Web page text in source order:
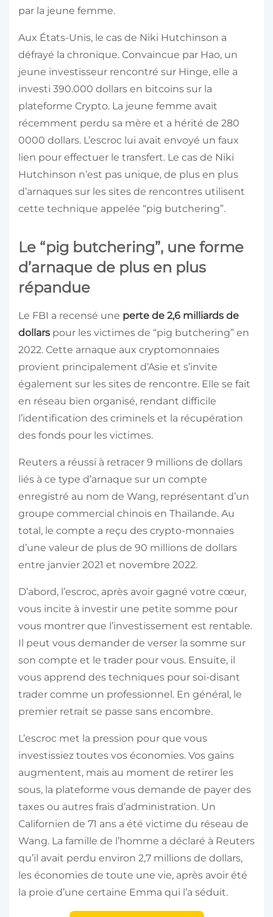
par la jeune femme.
Aux États-Unis, le cas de Niki Hutchinson a
défrayé la chronique. Convaincue par Hao, un
jeune investisseur rencontré sur Hinge, elle a
investi 390.000 dollars en bitcoins sur la
plateforme Crypto. La jeune femme avait
récemment perdu sa mère et a hérité de 280
0000 dollars. L’escroc lui avait envoyé un faux
lien pour effectuer le transfert. Le cas de Niki
Hutchinson n’est pas unique, de plus en plus
d’arnaques sur les sites de rencontres utilisent
cette technique appelée “pig butchering”.
Le “pig butchering”, une forme
d’arnaque de plus en plus
répandue
Le FBI a recensé une perte de 2,6 milliards de
dollars pour les victimes de “pig butchering” en
2022. Cette arnaque aux cryptomonnaies
provient principalement d’Asie et s’invite
également sur les sites de rencontre. Elle se fait
en réseau bien organisé, rendant difficile
l’identification des criminels et la récupération
des fonds pour les victimes.
Reuters a réussi à retracer 9 millions de dollars
liés à ce type d’arnaque sur un compte
enregistré au nom de Wang, représentant d’un
groupe commercial chinois en Thaïlande. Au
total, le compte a reçu des crypto-monnaies
d’une valeur de plus de 90 millions de dollars
entre janvier 2021 et novembre 2022.
D’abord, l’escroc, après avoir gagné votre cœur,
vous incite à investir une petite somme pour
vous montrer que l’investissement est rentable.
Il peut vous demander de verser la somme sur
son compte et le trader pour vous. Ensuite, il
vous apprend des techniques pour soi-disant
trader comme un professionnel. En général, le
premier retrait se passe sans encombre.
L’escroc met la pression pour que vous
investissiez toutes vos économies. Vos gains
augmentent, mais au moment de retirer les
sous, la plateforme vous demande de payer des
taxes ou autres frais d’administration. Un
Californien de 71 ans a été victime du réseau de
Wang. La famille de l’homme a déclaré à Reuters
qu’il avait perdu environ 2,7 millions de dollars,
les économies de toute une vie, après avoir été
la proie d’une certaine Emma qui l’a séduit.